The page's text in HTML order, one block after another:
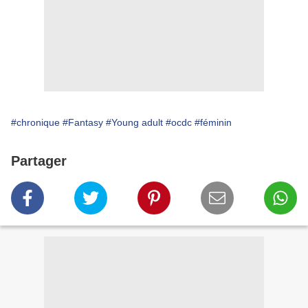
#chronique #Fantasy #Young adult #ocdc #féminin
Partager